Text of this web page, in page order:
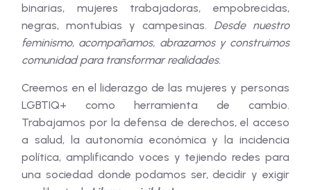
binarias, mujeres trabajadoras, empobrecidas,
negras, montubias y campesinas. Desde nuestro
feminismo, acompañamos, abrazamos y construimos
comunidad para transformar realidades.
Creemos en el liderazgo de las mujeres y personas
LGBTIQ+ como herramienta de cambio.
Trabajamos por la defensa de derechos, el acceso
a salud, la autonomía económica y la incidencia
política, amplificando voces y tejiendo redes para
una sociedad donde podamos ser, decidir y exigir